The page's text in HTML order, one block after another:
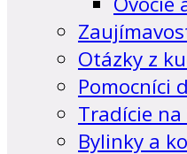
Otázky z
Pomocníci
Tradície na
Bylinky a